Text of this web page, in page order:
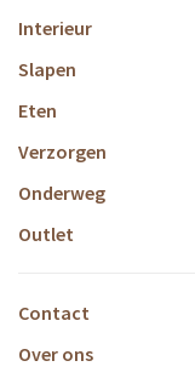
Interieur
Slapen
Eten
Verzorgen
Onderweg
Outlet
Contact
Over ons